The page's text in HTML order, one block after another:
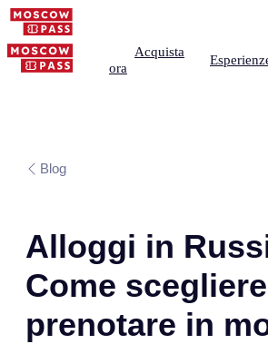
Acquista
ora
Blog
Alloggi in
Come
prenotare in